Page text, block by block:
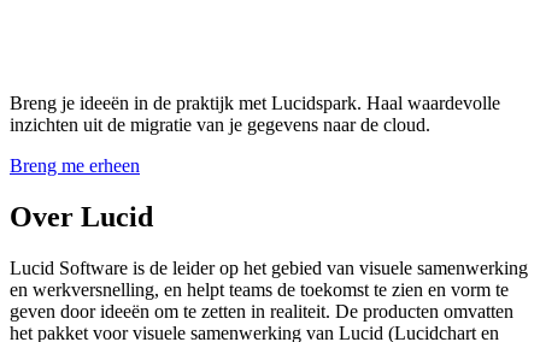
Breng je ideeën in de praktijk met Lucidspark. Haal waardevolle
inzichten uit de migratie van je gegevens naar de cloud.
Breng me erheen
Over Lucid
Lucid Software is de leider op het gebied van visuele samenwerking
en werkversnelling, en helpt teams de toekomst te zien en vorm te
geven door ideeën om te zetten in realiteit. De producten omvatten
het pakket voor visuele samenwerking van Lucid (Lucidchart en